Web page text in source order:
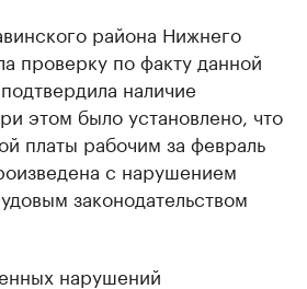
района Нижнего
проверку по факту данной
наличие
этом было установлено, что
платы рабочим за февраль
с нарушением
законодательством
нарушений